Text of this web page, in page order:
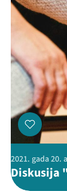
2021. gada 20.
Diskusija